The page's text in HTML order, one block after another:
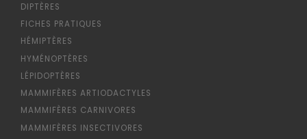
DIPTÈRES
FICHES PRATIQUES
HÉMIPTÈRES
HYMÉNOPTÈRES
LÉPIDOPTÈRES
MAMMIFÈRES ARTIODACTYLES
MAMMIFÈRES CARNIVORES
MAMMIFÈRES INSECTIVORES